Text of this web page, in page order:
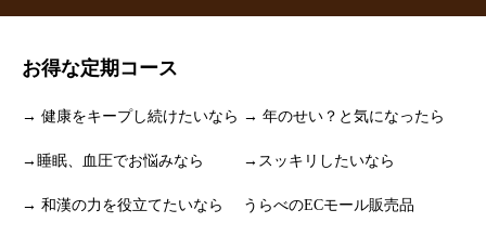
お得な定期コース
→ 健康をキープし続けたいなら → 年のせい？と気になったら
→睡眠、血圧でお悩みなら →スッキリしたいなら
→ 和漢の力を役立てたいなら うらべのECモール販売品